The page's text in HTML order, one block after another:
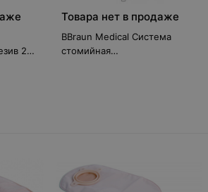
2S
Товара нет в продаже
BBraun Medical Система
стомийная